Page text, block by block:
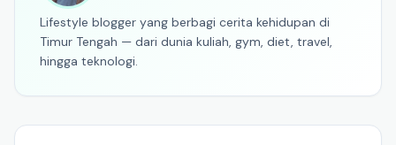
Lifestyle blogger yang berbagi cerita kehidupan di
Timur Tengah — dari dunia kuliah, gym, diet, travel,
hingga teknologi.